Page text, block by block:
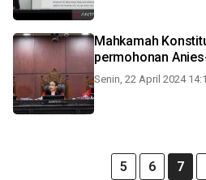
Mahkamah
permohonan
Senin, 22 April 2024
5 6 7